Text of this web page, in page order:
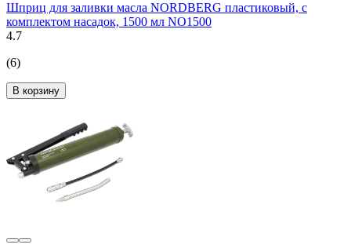
Шприц для заливки масла NORDBERG пластиковый, с
комплектом насадок, 1500 мл NO1500
4.7
(6)
В корзину